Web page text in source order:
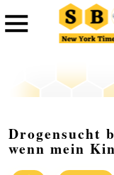
Drogensucht
wenn mein